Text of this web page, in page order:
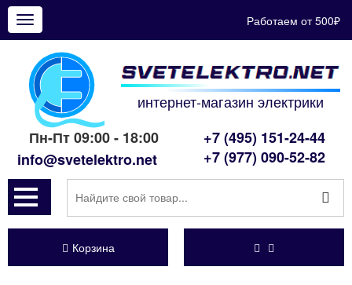
Показать
меню
Работаем от 500₽
интернет-магазин электрики
Пн-Пт 09:00 - 18:00
info@svetelektro.net
+7 (495) 151-24-44
+7 (977) 090-52-82
Корзина